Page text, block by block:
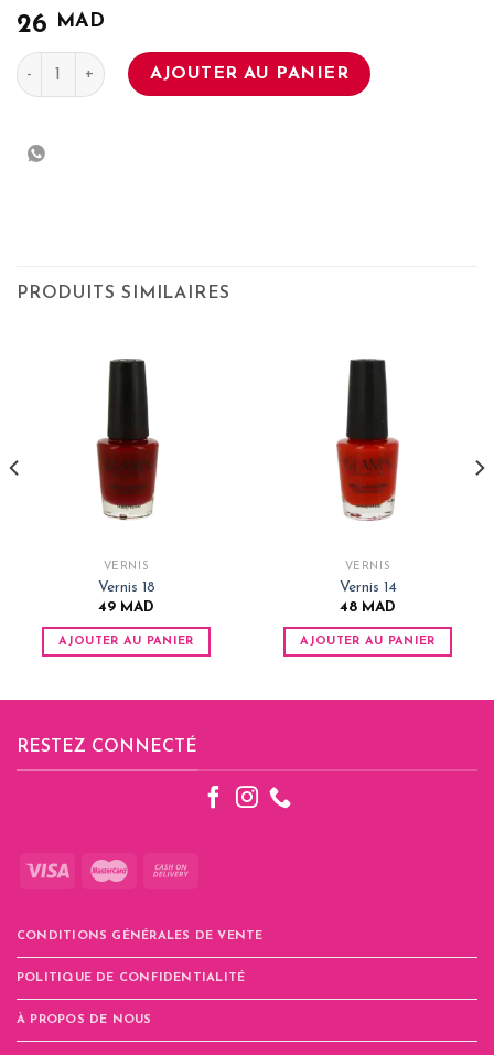
26 MAD
quantité de Vernis 33
AJOUTER AU PANIER
PRODUITS SIMILAIRES
VERNIS
Vernis 18
49 MAD
AJOUTER AU PANIER
VERNIS
Vernis 14
48 MAD
AJOUTER AU PANIER
RESTEZ CONNECTÉ
CONDITIONS GÉNÉRALES DE VENTE
POLITIQUE DE CONFIDENTIALITÉ
À PROPOS DE NOUS